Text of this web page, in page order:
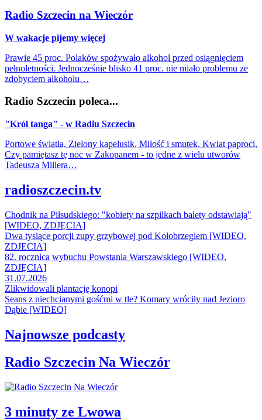
Radio Szczecin na Wieczór
W wakacje pijemy więcej
Prawie 45 proc. Polaków spożywało alkohol przed osiągnięciem
pełnoletności. Jednocześnie blisko 41 proc. nie miało problemu ze
zdobyciem alkoholu…
Radio Szczecin poleca...
"Król tanga" - w Radiu Szczecin
Portowe światła, Zielony kapelusik, Miłość i smutek, Kwiat paproci,
Czy pamiętasz tę noc w Zakopanem - to jedne z wielu utworów
Tadeusza Millera…
radioszczecin.tv
Chodnik na Piłsudskiego: "kobiety na szpilkach balety odstawiają"
[WIDEO, ZDJĘCIA]
Dwa tysiące porcji zupy grzybowej pod Kołobrzegiem [WIDEO,
ZDJECIA]
82. rocznica wybuchu Powstania Warszawskiego [WIDEO,
ZDJĘCIA]
31.07.2026
Zlikwidowali plantację konopi
Seans z niechcianymi gośćmi w tle? Komary wróciły nad Jezioro
Dąbie [WIDEO]
Najnowsze podcasty
Radio Szczecin Na Wieczór
3 minuty ze Lwowa